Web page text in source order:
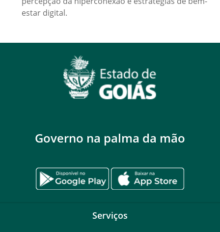
estar digital.
Governo na palma da mão
Serviços